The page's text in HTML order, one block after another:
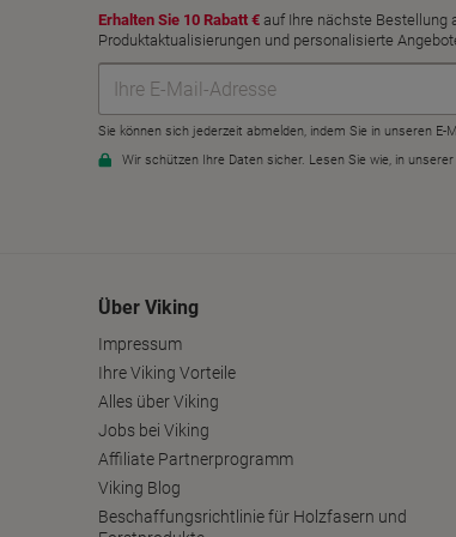
Über Viking
Impressum
Ihre Viking Vorteile
Alles über Viking
Jobs bei Viking
Affiliate Partnerprogramm
Viking Blog
Beschaffungsrichtlinie für Holzfasern und